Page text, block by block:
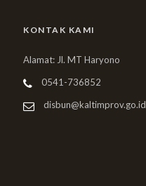
KONTAK KAMI
Alamat: Jl. MT Haryono
0541-736852
disbun@kaltimprov.go.id